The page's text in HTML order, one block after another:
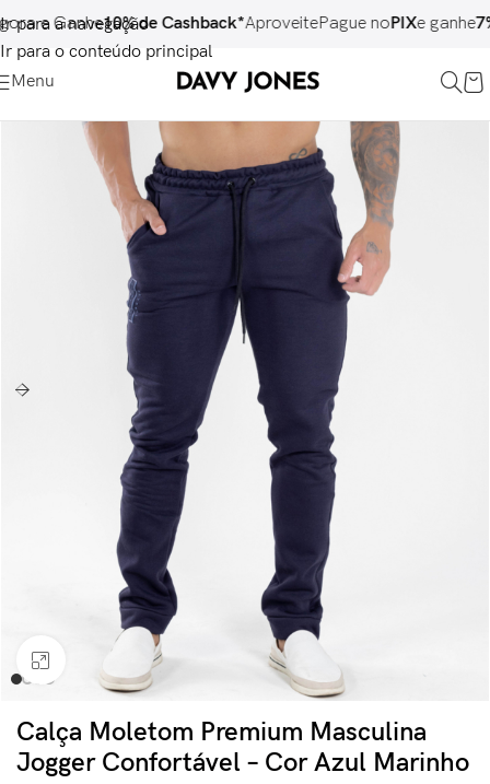
Ir para a navegação
Ir para o conteúdo principal
e Ganhe10% de Cashback*AproveitePague noPIXe ganhe7%
Menu
Clique para ampliar
Calça Moletom Premium Masculina
Jogger Confortável – Cor Azul Marinho